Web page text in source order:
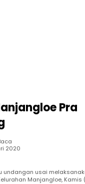
Pra
2020
undangan usai
Manjangloe, Kamis